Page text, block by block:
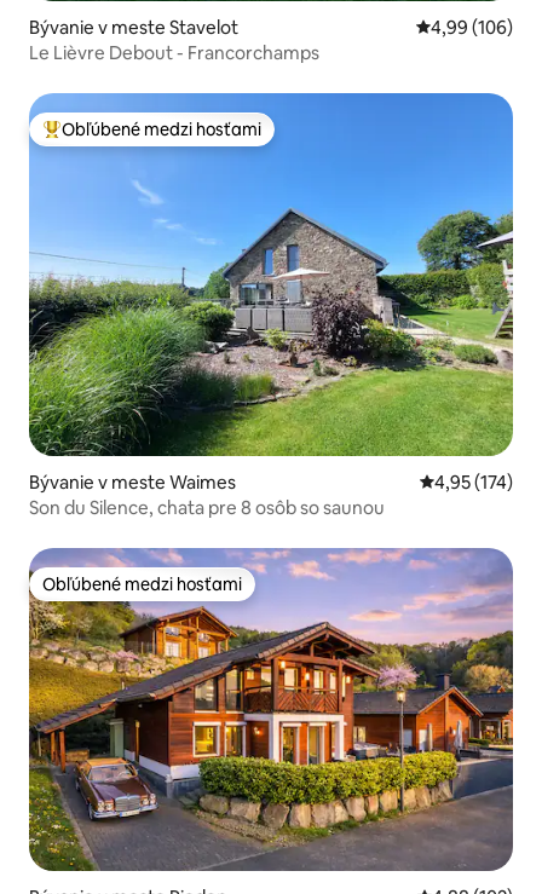
Bývanie v meste Stavelot Priemerné
4,99 (106)
Le Lièvre Debout - Francorchamps
Najobľúbenejšie medzi hosťami
Obľúbené medzi hosťami
Bývanie v meste Waimes Priemerné
4,95 (174)
Son du Silence, chata pre 8 osôb so saunou
Obľúbené medzi hosťami
Obľúbené medzi hosťami